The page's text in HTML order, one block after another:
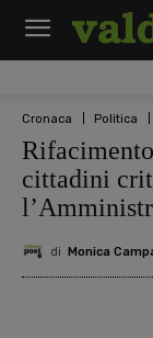
Cronaca Politica
cittadini
di Monica